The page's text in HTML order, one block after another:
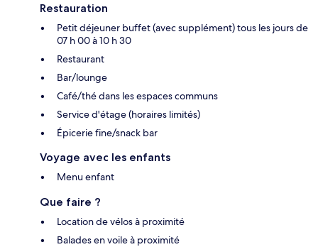
Restauration
Petit déjeuner buffet (avec supplément) tous les jours de
07 h 00 à 10 h 30
Restaurant
Bar/lounge
Café/thé dans les espaces communs
Service d'étage (horaires limités)
Épicerie fine/snack bar
Voyage avec les enfants
Menu enfant
Que faire ?
Location de vélos à proximité
Balades en voile à proximité